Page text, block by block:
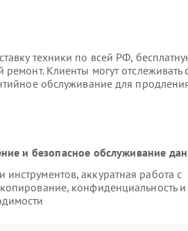
техники по всей РФ,
Клиенты могут отслеживать
обслуживание для
и безопасное обслуживание
аккуратная работа с
конфиденциальность и